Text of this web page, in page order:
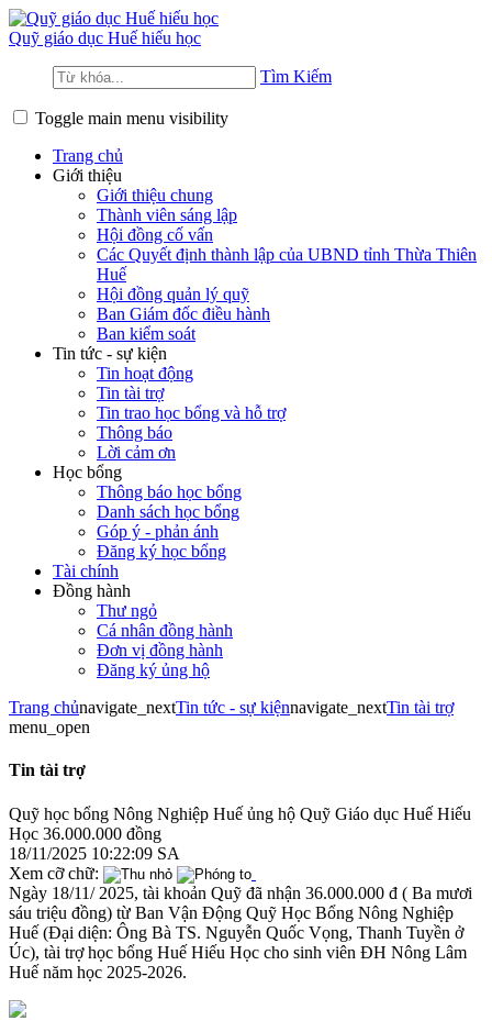
Quỹ giáo dục Huế hiếu học
Tìm Kiếm
Toggle main menu visibility
Trang chủ
Giới thiệu
Giới thiệu chung
Thành viên sáng lập
Hội đồng cố vấn
Các Quyết định thành lập của UBND tỉnh Thừa Thiên
Huế
Hội đồng quản lý quỹ
Ban Giám đốc điều hành
Ban kiểm soát
Tin tức - sự kiện
Tin hoạt động
Tin tài trợ
Tin trao học bổng và hỗ trợ
Thông báo
Lời cảm ơn
Học bổng
Thông báo học bổng
Danh sách học bổng
Góp ý - phản ánh
Đăng ký học bổng
Tài chính
Đồng hành
Thư ngỏ
Cá nhân đồng hành
Đơn vị đồng hành
Đăng ký ủng hộ
Trang chủnavigate_nextTin tức - sự kiệnnavigate_nextTin tài trợ
menu_open
Tin tài trợ
Quỹ học bổng Nông Nghiệp Huế ủng hộ Quỹ Giáo dục Huế Hiếu
Học 36.000.000 đồng
18/11/2025 10:22:09 SA
Xem cỡ chữ:
Ngày 18/11/ 2025, tài khoản Quỹ đã nhận 36.000.000 đ ( Ba mươi
sáu triệu đồng) từ Ban Vận Động Quỹ Học Bổng Nông Nghiệp
Huế (Đại diện: Ông Bà TS. Nguyễn Quốc Vọng, Thanh Tuyền ở
Úc), tài trợ học bổng Huế Hiếu Học cho sinh viên ĐH Nông Lâm
Huế năm học 2025-2026.